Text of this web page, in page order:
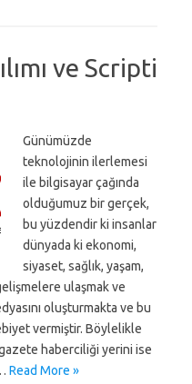
ve Scripti
Günümüzde
teknolojinin ilerlemesi
ile bilgisayar çağında
olduğumuz bir gerçek,
bu yüzdendir ki insanlar
dünyada ki ekonomi,
siyaset, sağlık, yaşam,
ulaşmak ve
oluşturmakta ve bu
vermiştir. Böylelikle
gazete haberciliği yerini ise
Read More »